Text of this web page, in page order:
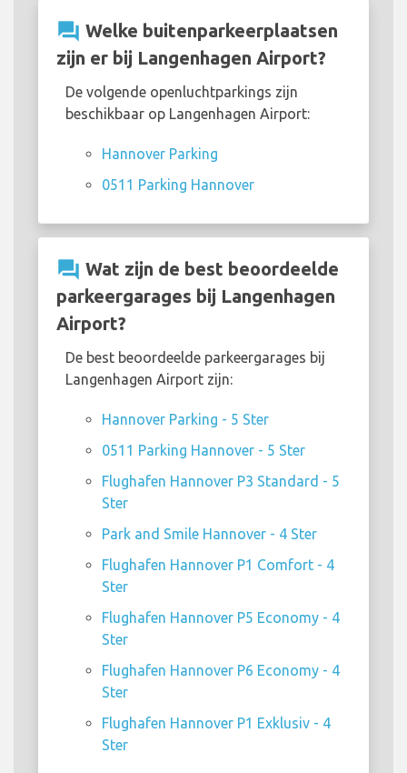
question_answer Welke buitenparkeerplaatsen
zijn er bij Langenhagen Airport?
De volgende openluchtparkings zijn
beschikbaar op Langenhagen Airport:
Hannover Parking
0511 Parking Hannover
question_answer Wat zijn de best beoordeelde
parkeergarages bij Langenhagen
Airport?
De best beoordeelde parkeergarages bij
Langenhagen Airport zijn:
Hannover Parking - 5 Ster
0511 Parking Hannover - 5 Ster
Flughafen Hannover P3 Standard - 5
Ster
Park and Smile Hannover - 4 Ster
Flughafen Hannover P1 Comfort - 4
Ster
Flughafen Hannover P5 Economy - 4
Ster
Flughafen Hannover P6 Economy - 4
Ster
Flughafen Hannover P1 Exklusiv - 4
Ster